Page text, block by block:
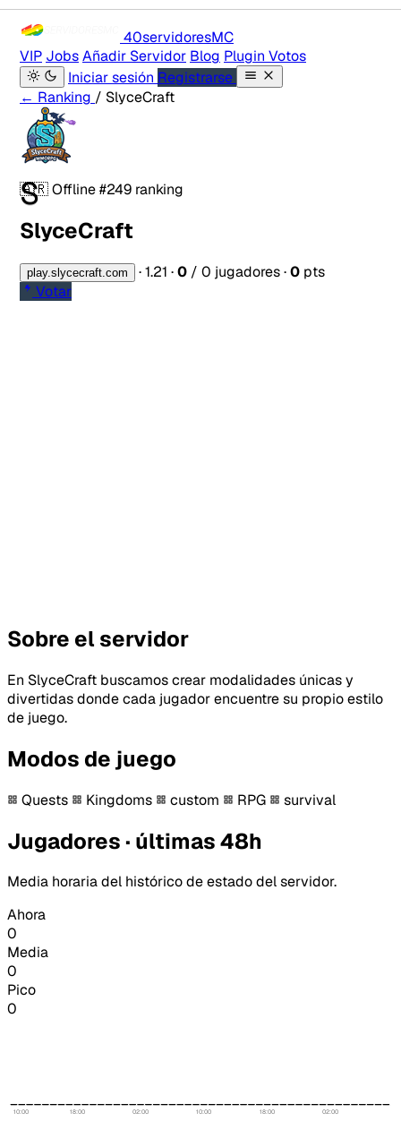
40servidoresMC
VIP JobsAñadir Servidor Blog Plugin Votos
Iniciar sesión Registrarse
← Ranking / SlyceCraft
S
🇦🇷Offline#249 ranking
SlyceCraft
play.slycecraft.com ·1.21 ·0 / 0 jugadores·0 pts
Votar
Sobre el servidor
En SlyceCraft buscamos crear modalidades únicas y
divertidas donde cada jugador encuentre su propio estilo
de juego.
Modos de juego
Quests Kingdoms custom RPG survival
Jugadores · últimas 48h
Media horaria del histórico de estado del servidor.
Ahora
0
Media
0
Pico
0
10:00 18:00 02:00 10:00 18:00 02:00